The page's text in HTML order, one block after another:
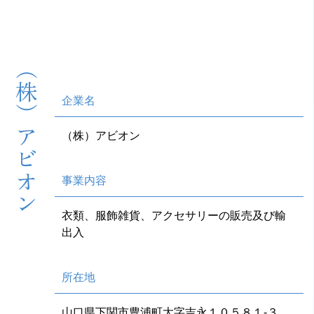
（株）アビオン 企業名
（株）アビオン
事業内容
衣類、服飾雑貨、アクセサリーの販売及び輸
出入
所在地